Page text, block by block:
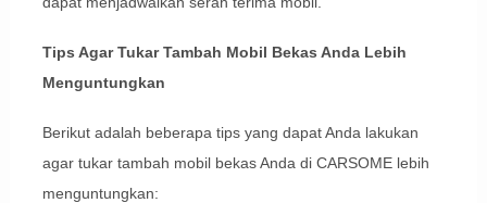
Tips Agar Tukar Tambah Mobil Bekas Anda Lebih
Menguntungkan
Berikut adalah beberapa tips yang dapat Anda lakukan
agar tukar tambah mobil bekas Anda di CARSOME lebih
menguntungkan: